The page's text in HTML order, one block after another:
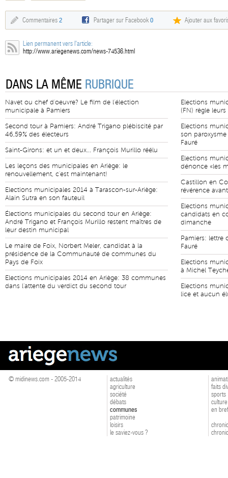
Commentaires 2 Partager sur Facebook0 Ajouter aux
Lien permanent vers l'article:
http://www.ariegenews.com/news-74536.html
DANS LA MÊME RUBRIQUE
Navet ou chef d'oeuvre? Le film de l'élection
municipale à Pamiers
Second tour à Pamiers: André Trigano plébiscité par
46,59% des électeurs
Saint-Girons: et un et deux... François Murillo réélu
Les leçons des municipales en Ariège: le
renouvellement, c'est maintenant!
Elections municipales 2014 à Tarascon-sur-Ariège:
Alain Sutra en son fauteuil
Élections municipales du second tour en Ariège:
André Trigano et François Murillo restent maîtres de
leur destin municipal
Le maire de Foix, Norbert Meler, candidat à la
présidence de la Communauté de communes du
Pays de Foix
Elections municipales 2014 en Ariège: 38 communes
dans l'attente du verdict du second tour
Elections
(FN) règle
Elections
son
Fauré
Elections
dénonce «les
Castillon en
révérence
Elections
candidats en
dimanche
Pamiers: lettre
Fauré
Elections
à Michel
Elections
lice et aucun
© midinews.com - 2005-2014
actualités
agriculture
société
débats
communes
patrimoine
loisirs
le saviez-vous ?
faits
sports
culture
en bref